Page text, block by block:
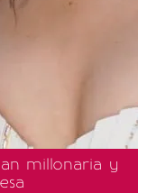
millonaria y